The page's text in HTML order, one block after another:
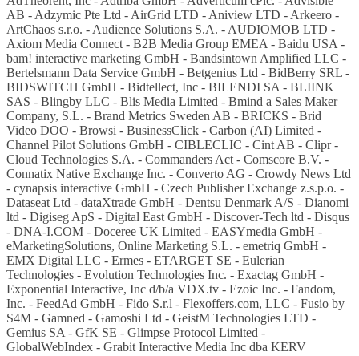
AB - Adzymic Pte Ltd - AirGrid LTD - Aniview LTD - Arkeero -
ArtChaos s.r.o. - Audience Solutions S.A. - AUDIOMOB LTD -
Axiom Media Connect - B2B Media Group EMEA - Baidu USA -
bam! interactive marketing GmbH - Bandsintown Amplified LLC -
Bertelsmann Data Service GmbH - Betgenius Ltd - BidBerry SRL -
BIDSWITCH GmbH - Bidtellect, Inc - BILENDI SA - BLIINK
SAS - Blingby LLC - Blis Media Limited - Bmind a Sales Maker
Company, S.L. - Brand Metrics Sweden AB - BRICKS - Brid
Video DOO - Browsi - BusinessClick - Carbon (AI) Limited -
Channel Pilot Solutions GmbH - CIBLECLIC - Cint AB - Clipr -
Cloud Technologies S.A. - Commanders Act - Comscore B.V. -
Connatix Native Exchange Inc. - Converto AG - Crowdy News Ltd
- cynapsis interactive GmbH - Czech Publisher Exchange z.s.p.o. -
Dataseat Ltd - dataXtrade GmbH - Dentsu Denmark A/S - Dianomi
ltd - Digiseg ApS - Digital East GmbH - Discover-Tech ltd - Disqus
- DNA-I.COM - Doceree UK Limited - EASYmedia GmbH -
eMarketingSolutions, Online Marketing S.L. - emetriq GmbH -
EMX Digital LLC - Ermes - ETARGET SE - Eulerian
Technologies - Evolution Technologies Inc. - Exactag GmbH -
Exponential Interactive, Inc d/b/a VDX.tv - Ezoic Inc. - Fandom,
Inc. - FeedAd GmbH - Fido S.r.l - Flexoffers.com, LLC - Fusio by
S4M - Gamned - Gamoshi Ltd - GeistM Technologies LTD -
Gemius SA - GfK SE - Glimpse Protocol Limited -
GlobalWebIndex - Grabit Interactive Media Inc dba KERV